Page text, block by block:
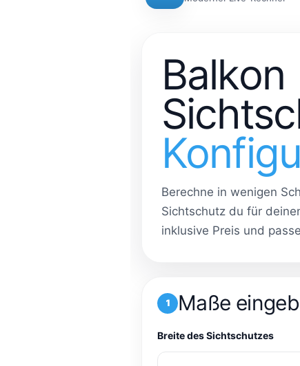
Balkon
Berechne in wenigen
Sichtschutz du für
inklusive Preis und
1 Maße
Breite des Sichtschutzes